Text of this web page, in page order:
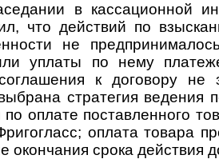
в кассационной
что дейст­вий по
не
уплаты по нему
к дого­вору не
стра­те­гия веде­ния
оплате поста­влен­ного
оплата товара
окон­ча­ния срока дейст­вия